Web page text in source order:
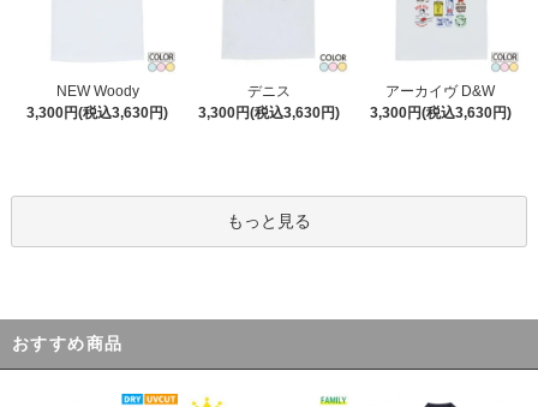
NEW Woody
3,300円(税込3,630円)
デニス
3,300円(税込3,630円)
アーカイヴ D&W
3,300円(税込3,630円)
もっと見る
おすすめ商品